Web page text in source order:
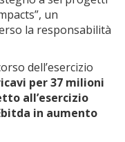
un
la responsabilità
dell’esercizio
per 37 milioni
all’esercizio
in aumento